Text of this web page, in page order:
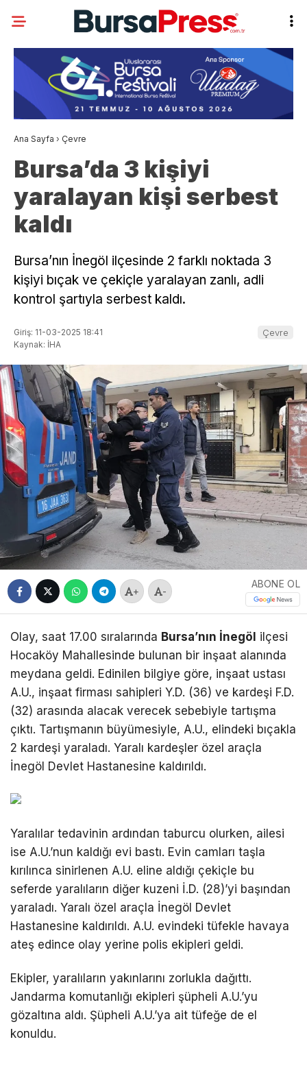
Ana Sayfa › Çevre
Bursa’da 3 kişiyi
yaralayan kişi serbest
kaldı
Bursa’nın İnegöl ilçesinde 2 farklı noktada 3
kişiyi bıçak ve çekiçle yaralayan zanlı, adli
kontrol şartıyla serbest kaldı.
Giriş: 11-03-2025 18:41
Kaynak: İHA
Çevre
+ -
ABONE OL
Olay, saat 17.00 sıralarında Bursa’nın İnegöl ilçesi
Hocaköy Mahallesinde bulunan bir inşaat alanında
meydana geldi. Edinilen bilgiye göre, inşaat ustası
A.U., inşaat firması sahipleri Y.D. (36) ve kardeşi F.D.
(32) arasında alacak verecek sebebiyle tartışma
çıktı. Tartışmanın büyümesiyle, A.U., elindeki bıçakla
2 kardeşi yaraladı. Yaralı kardeşler özel araçla
İnegöl Devlet Hastanesine kaldırıldı.
Yaralılar tedavinin ardından taburcu olurken, ailesi
ise A.U.’nun kaldığı evi bastı. Evin camları taşla
kırılınca sinirlenen A.U. eline aldığı çekiçle bu
seferde yaralıların diğer kuzeni İ.D. (28)’yi başından
yaraladı. Yaralı özel araçla İnegöl Devlet
Hastanesine kaldırıldı. A.U. evindeki tüfekle havaya
ateş edince olay yerine polis ekipleri geldi.
Ekipler, yaralıların yakınlarını zorlukla dağıttı.
Jandarma komutanlığı ekipleri şüpheli A.U.’yu
gözaltına aldı. Şüpheli A.U.’ya ait tüfeğe de el
konuldu.